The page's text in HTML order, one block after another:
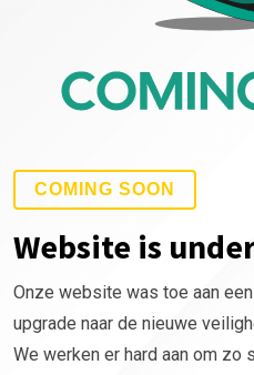
COMING SOON
Website is
Onze website was toe aan
upgrade naar de nieuwe
We werken er hard aan om